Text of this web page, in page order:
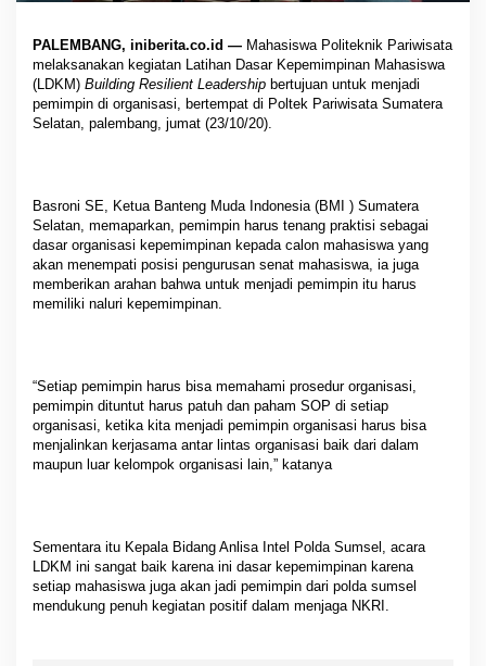
PALEMBANG, iniberita.co.id — Mahasiswa Politeknik Pariwisata
melaksanakan kegiatan Latihan Dasar Kepemimpinan Mahasiswa
(LDKM) Building Resilient Leadership bertujuan untuk menjadi
pemimpin di organisasi, bertempat di Poltek Pariwisata Sumatera
Selatan, palembang, jumat (23/10/20).
Basroni SE, Ketua Banteng Muda Indonesia (BMI ) Sumatera
Selatan, memaparkan, pemimpin harus tenang praktisi sebagai
dasar organisasi kepemimpinan kepada calon mahasiswa yang
akan menempati posisi pengurusan senat mahasiswa, ia juga
memberikan arahan bahwa untuk menjadi pemimpin itu harus
memiliki naluri kepemimpinan.
“Setiap pemimpin harus bisa memahami prosedur organisasi,
pemimpin dituntut harus patuh dan paham SOP di setiap
organisasi, ketika kita menjadi pemimpin organisasi harus bisa
menjalinkan kerjasama antar lintas organisasi baik dari dalam
maupun luar kelompok organisasi lain,” katanya
Sementara itu Kepala Bidang Anlisa Intel Polda Sumsel, acara
LDKM ini sangat baik karena ini dasar kepemimpinan karena
setiap mahasiswa juga akan jadi pemimpin dari polda sumsel
mendukung penuh kegiatan positif dalam menjaga NKRI.